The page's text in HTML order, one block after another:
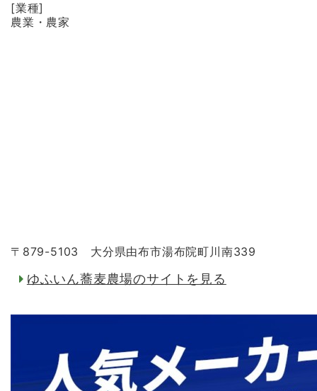
[業種]
農業・農家
〒879-5103 大分県由布市湯布院町川南339
ゆふいん蕎麦農場のサイトを見る